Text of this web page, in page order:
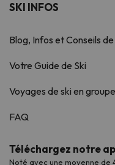
SKI INFOS
Blog, Infos et Conseils de
Votre Guide de Ski
Voyages de ski en groupe
FAQ
Téléchargez notre
Noté avec une moyenne de